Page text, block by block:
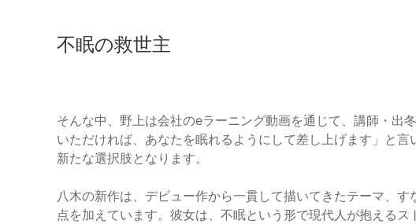
不眠の救世主
そんな中、野上は会社のeラーニング動画を通じて、講師・出
いただければ、あなたを眠れるようにして差し上げます」と
新たな選択肢となります。
八木の新作は、デビュー作から一貫して描いてきたテーマ、
点を加えています。彼女は、不眠という形で現代人が抱える